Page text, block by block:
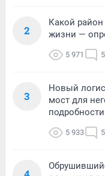
2
Какой
жизни —
5 971 5
3
Новый
мост для
подробности
5 933 5